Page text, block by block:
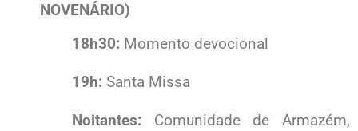
NOVENÁRIO)
18h30: Momento devocional
19h: Santa Missa
Noitantes: Comunidade de Armazém,